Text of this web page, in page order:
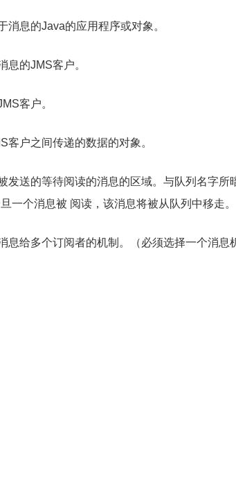
消息的Java的应用程序或对象。
息的JMS客户。
客户。
客户之间传递的数据的对象。
发送的等待阅读的消息的区域。与队列名字
一个消息被 阅读，该消息将被从队列中移走。
息给多个订阅者的机制。（必须选择一个消息